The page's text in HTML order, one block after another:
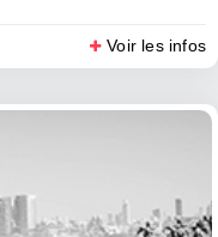
Voir les infos